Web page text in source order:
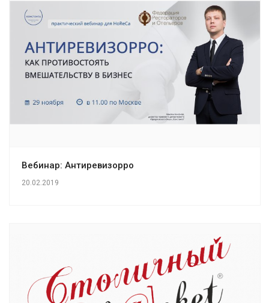
Вебинар: Антиревизорро
20.02.2019